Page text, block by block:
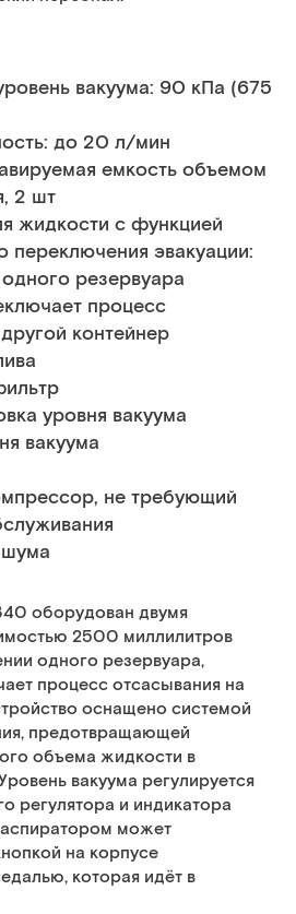
вакуума: 90 кПа (675
до 20 л/мин
емкость объемом
2 шт
жидкости с функцией
переключения эвакуации:
резервуара
процесс
контейнер
уровня вакуума
вакуума
не требующий
оборудован двумя
2500 миллилитров
одного резервуара,
процесс отсасывания на
оснащено системой
предотвращающей
объема жидкости в
вакуума регулируется
регулятора и индикатора
аспиратором может
на корпусе
которая идёт в